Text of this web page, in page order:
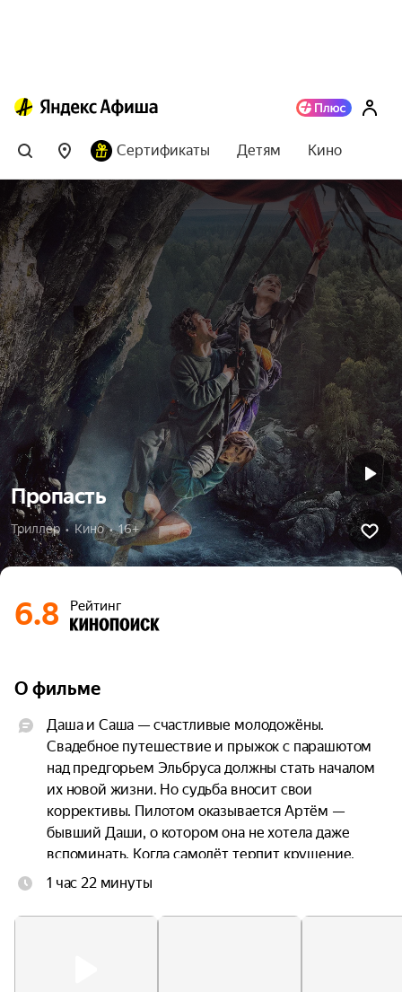
Сертификаты Детям Кино
Пропасть
Триллер  •  Кино  •  16+
6.8 Рейтинг
О фильме
Даша и Саша — счастливые молодожёны.
Свадебное путешествие и прыжок с парашютом
над предгорьем Эльбруса должны стать началом
их новой жизни. Но судьба вносит свои
коррективы. Пилотом оказывается Артём —
бывший Даши, о котором она не хотела даже
вспоминать. Когда самолёт терпит крушение,
троим приходится прыгать без подготовки.
— но оказываются подвешены над горной
1 час 22 минуты